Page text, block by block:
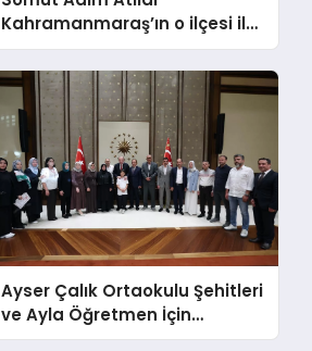
Kahramanmaraş’ın o ilçesi il
olacak
Ayser Çalık Ortaokulu Şehitleri
ve Ayla Öğretmen İçin
Cumhurbaşkanlığı